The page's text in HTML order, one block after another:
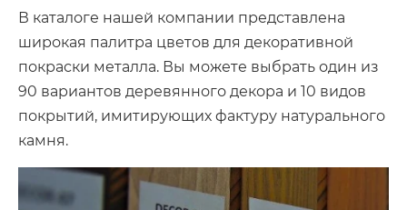
В каталоге нашей компании представлена
широкая палитра цветов для декоративной
покраски металла. Вы можете выбрать один из
90 вариантов деревянного декора и 10 видов
покрытий, имитирующих фактуру натурального
камня.